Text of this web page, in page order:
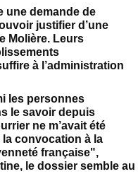
une demande de
justifier d’une
Molière. Leurs
à l’administration
les personnes
le savoir depuis
ne m’avait été
la convocation à la
française",
le dossier semble au